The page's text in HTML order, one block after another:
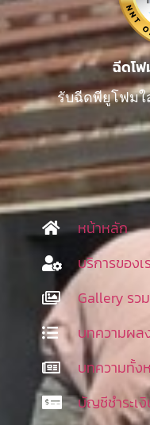
ฉีดโฟ
รับฉีดพียูโฟมใ
หน้าหลัก
บริการของเ
Gallery รว
บทความผล
บทความทั้ง
บัญชีชำระเ